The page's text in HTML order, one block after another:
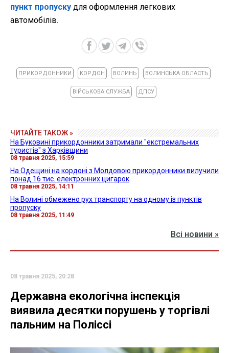
пункт пропуску для оформлення легкових
автомобілів.
ПРИКОРДОННИКИ КОРДОН ВОЛИНЬ ВОЛИНСЬКА ОБЛАСТЬ
ВІЙСЬКОВА СЛУЖБА ДПСУ
ЧИТАЙТЕ ТАКОЖ »
На Буковині прикордонники затримали "екстремальних
туристів" з Харківщини
08 травня 2025, 15:59
На Одещині на кордоні з Молдовою прикордонники вилучили
понад 16 тис. електронних цигарок
08 травня 2025, 14:11
На Волині обмежено рух транспорту на одному із пунктів
пропуску
08 травня 2025, 11:49
Всі новини »
08 травня 2025, 20:28
Державна екологічна інспекція
виявила десятки порушень у торгівлі
пальним на Поліссі